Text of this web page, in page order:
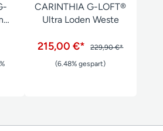
CARINTHIA G-LOFT®
Ultra Loden Weste
215,00 €*
229,90 €*
(6.48% gespart)